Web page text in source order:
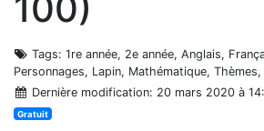
Tags: 1re année, 2e année, Anglais,
Personnages, Lapin, Mathématique,
Dernière modification: 20 mars 2020 à
Gratuit